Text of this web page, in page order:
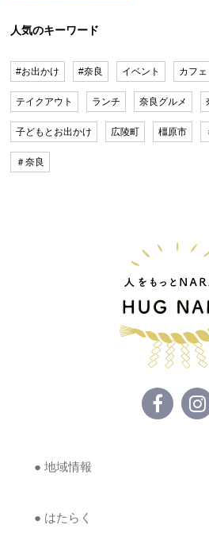
人気のキーワード
#お出かけ #奈良 イベント カフェ
テイクアウト ランチ 奈良グルメ
子どもとお出かけ 広陵町 橿原市
＃奈良
● 地域情報
● はたらく